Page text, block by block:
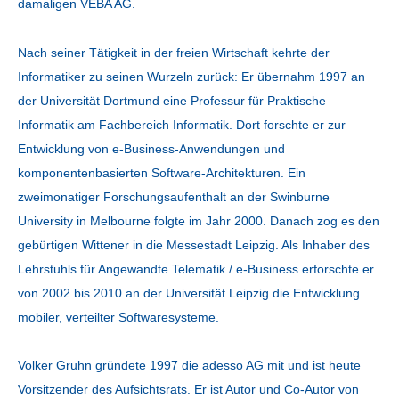
damaligen VEBA AG.
Nach seiner Tätigkeit in der freien Wirtschaft kehrte der
Informatiker zu seinen Wurzeln zurück: Er übernahm 1997 an
der Universität Dortmund eine Professur für Praktische
Informatik am Fachbereich Informatik. Dort forschte er zur
Entwicklung von e-Business-Anwendungen und
komponentenbasierten Software-Architekturen. Ein
zweimonatiger Forschungsaufenthalt an der Swinburne
University in Melbourne folgte im Jahr 2000. Danach zog es den
gebürtigen Wittener in die Messestadt Leipzig. Als Inhaber des
Lehrstuhls für Angewandte Telematik / e-Business erforschte er
von 2002 bis 2010 an der Universität Leipzig die Entwicklung
mobiler, verteilter Softwaresysteme.
Volker Gruhn gründete 1997 die adesso AG mit und ist heute
Vorsitzender des Aufsichtsrats. Er ist Autor und Co-Autor von